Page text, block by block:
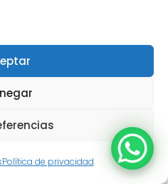
Política de privacidad
Tele.
en
PAF.
Hechas a mano
muy detalladas.
Jones
instalamos en